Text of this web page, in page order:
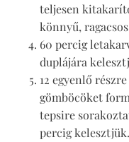
teljesen
könnyű,
60 percig
duplájára
12 egyenlő
gömböcöket
tepsire
percig kelesztjük.